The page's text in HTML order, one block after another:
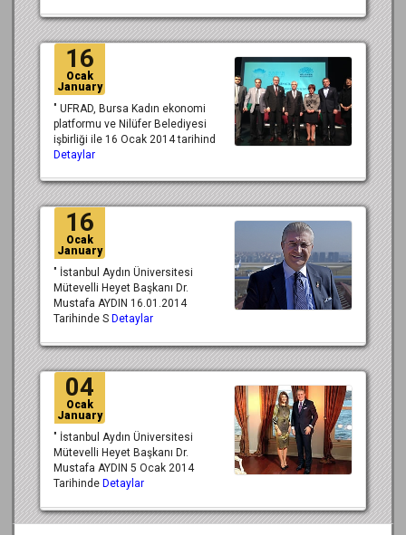
16
Ocak
January
" UFRAD, Bursa Kadın ekonomi
platformu ve Nilüfer Belediyesi
işbirliği ile 16 Ocak 2014 tarihind
Detaylar
16
Ocak
January
" İstanbul Aydın Üniversitesi
Mütevelli Heyet Başkanı Dr.
Mustafa AYDIN 16.01.2014
Tarihinde S Detaylar
04
Ocak
January
" İstanbul Aydın Üniversitesi
Mütevelli Heyet Başkanı Dr.
Mustafa AYDIN 5 Ocak 2014
Tarihinde Detaylar